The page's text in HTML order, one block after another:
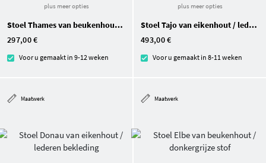
plus meer opties
Stoel Thames van beukenhout / donkergrijze stof
297,00 €
Voor u gemaakt in 9-12 weken
plus meer opties
Stoel Tajo van eikenhout / lederen bekleding
493,00 €
Voor u gemaakt in 8-11 weken
Maatwerk Maatwerk